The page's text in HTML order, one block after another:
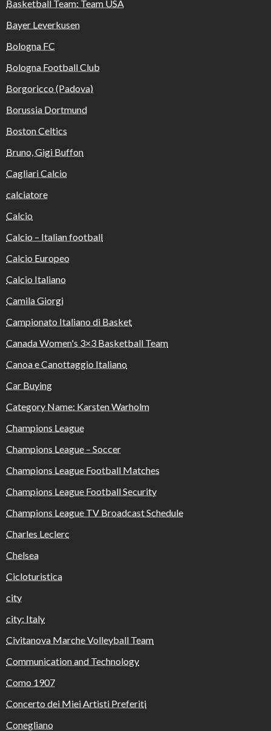
Basketball Team: Team USA
Bayer Leverkusen
Bologna FC
Bologna Football Club
Borgoricco (Padova)
Borussia Dortmund
Boston Celtics
Bruno, Gigi Buffon
Cagliari Calcio
calciatore
Calcio
Calcio – Italian football
Calcio Europeo
Calcio Italiano
Camila Giorgi
Campionato Italiano di Basket
Canada Women's 3×3 Basketball Team
Canoa e Canottaggio Italiano
Car Buying
Category Name: Karsten Warholm
Champions League
Champions League – Soccer
Champions League Football Matches
Champions League Football Security
Champions League TV Broadcast Schedule
Charles Leclerc
Chelsea
Cicloturistica
city
city: Italy
Civitanova Marche Volleyball Team
Communication and Technology
Como 1907
Concerto dei Miei Artisti Preferiti
Conegliano